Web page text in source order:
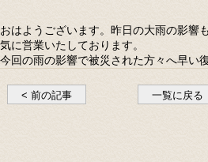
おはようございます。昨日の大雨の影響
気に営業いたしております。
今回の雨の影響で被災された方々へ早い
< 前の記事 一覧に戻る